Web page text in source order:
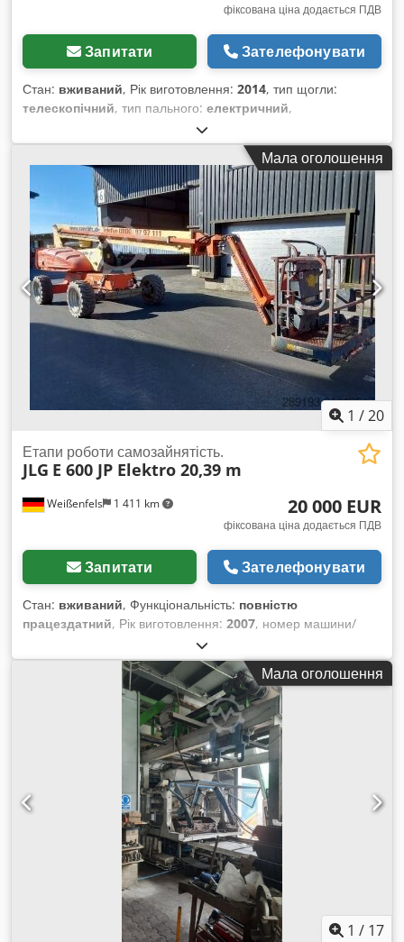
фіксована ціна додається ПДВ
Запитати Зателефонувати
Стан: вживаний, Рік виготовлення: 2014, тип щогли:
телескопічний, тип пального: електричний,
Вантажопідйомність: 230 кг Dcjdpfszp Ug Usx Ab Nek
Звертайтеся до центру вживаного обладнання для
отримання додаткової інформації.
Мала оголошення
1 /20
Weißenfels 1 411 km
Етапи роботи самозайнятість.
JLG E 600 JP Elektro 20,39 m
20 000 EUR
фіксована ціна додається ПДВ
Запитати Зателефонувати
Стан: вживаний, Функціональність: повністю
працездатний, Рік виготовлення: 2007, номер машини/
2467258
к.с.), вантажопідйомність:230 кг, висота підйому:18 390
, довжина платформи:1 830 мм, ширина платформи:
, загальна вага:7 150 кг, транспортна довжина:
, транспортна ширина:2 420 мм, транспортна
, тип пального: електричний
36/14LL-22.5, колір:помаранчевий, Технічні дані Рік
випуску: 2007 Привід: Електричний 48 кВт Робоча висота:
20,39 м Висота платформи: 18,39 м Dcedpfx Aboyqzu Ns
Njk Розміри платформи (Д x Ш): 1,83 м x 0,76 м Габаритні
розміри (Д x Ш x В): 10,15 м x 2,42 м x 2,54 м Бічний виліт:
13,54 м Поворот: 400° Вантажопідйомність: 230 кг Довжина
стріли кошика: 1,24 м Швидкість: 4,8 км/год Вага: 7 150 кг
Макс. подолання нахилу: 30% Діапазон обертання: 400°,
електричний 48В DC, акумулятори 8x6V справні, загальні
сліди використання
Мала оголошення
1 / 17